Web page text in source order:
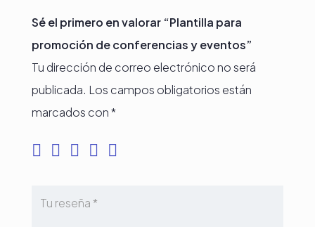
Sé el primero en valorar “Plantilla para
promoción de conferencias y eventos”
Tu dirección de correo electrónico no será
publicada. Los campos obligatorios están
marcados con*